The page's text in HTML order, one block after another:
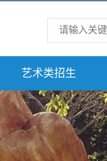
艺术类招生